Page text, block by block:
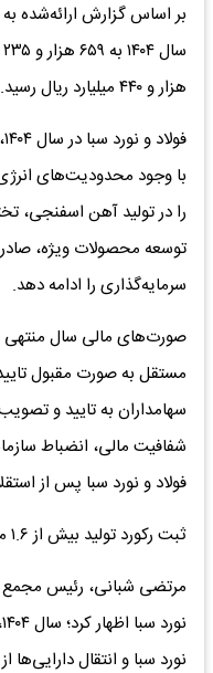
بر اساس گزارش ارائه‌شده
هزار و ۴۴۰ میلیارد ریال رسید.
با وجود محدودیت‌های
را در تولید آهن اسفنجی،
توسعه محصولات ویژه،
سرمایه‌گذاری را ادامه دهد.
مستقل به صورت مقبول
سهامداران به تایید و
شفافیت مالی، انضباط
فولاد و نورد سبا پس از
ثبت رکورد تولید بیش از ۱.۶ میلیون تن کلاف گرم
مرتضی شبانی، رئیس مجمع
نورد سبا و انتقال دارایی‌ها